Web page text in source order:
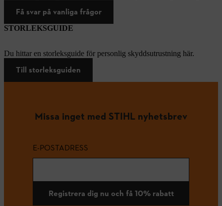
Få svar på vanliga frågor
STORLEKSGUIDE
Du hittar en storleksguide för personlig skyddsutrustning här.
Till storleksguiden
Missa inget med STIHL nyhetsbrev
E-POSTADRESS
Registrera dig nu och få 10% rabatt